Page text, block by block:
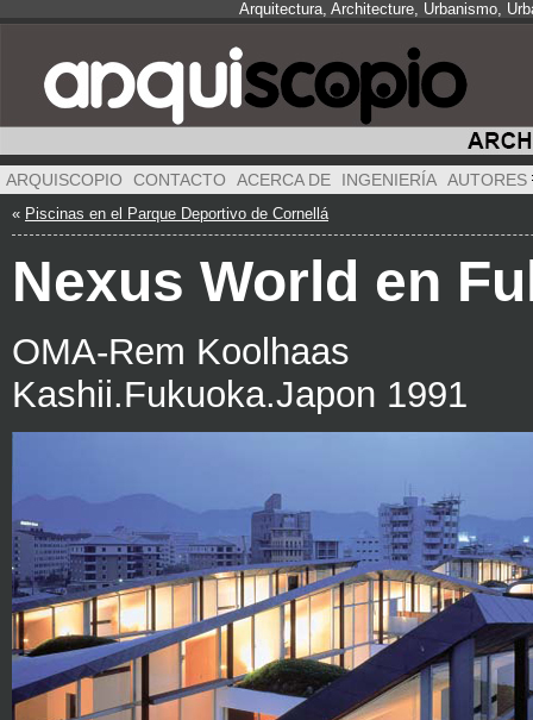
Arquitectura, Architecture, Urbanismo,
ARQUISCOPIO CONTACTO ACERCA DE INGENIERÍA AUTORES
« Piscinas en el Parque Deportivo de Cornellá
Nexus World en
OMA-Rem Koolhaas
Kashii.Fukuoka.Japon 1991